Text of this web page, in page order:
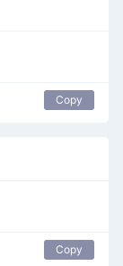
Copy
Copy